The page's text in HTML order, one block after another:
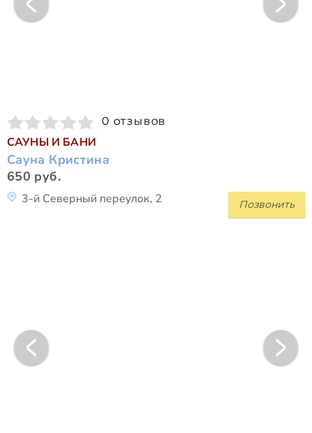
0 отзывов
САУНЫ И БАНИ
Сауна Кристина
650 руб.
Позвонить
3-й Северный переулок, 2